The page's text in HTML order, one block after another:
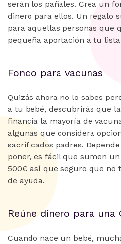
serán los pañales. Crea un
dinero para ellos. Un regalo
para aquellas personas que
pequeña aportación a tu lista.
Fondo para vacunas
Quizás ahora no lo sabes
a tu bebé, descubrirás que
financia la mayoría de
algunas que considera
sacrificados padres.
poner, es fácil que sumen
500€ así que seguro que no
de ayuda.
Reúne dinero para una
Cuando nace un bebé,